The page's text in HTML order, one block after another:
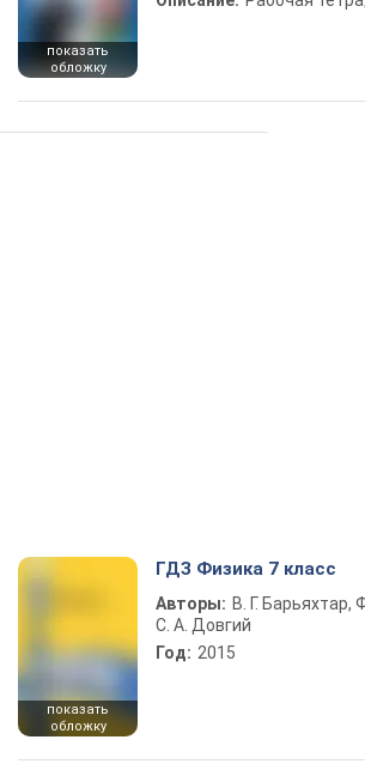
показать
обложку
показать
обложку
ГДЗ Физика 7 класс
Авторы: В. Г. Барьяхтар,
С. А. Довгий
Год: 2015